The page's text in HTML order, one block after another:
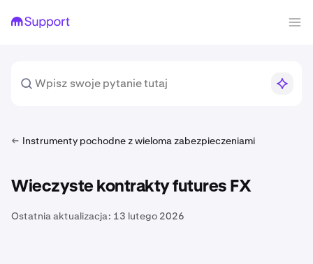
Instrumenty pochodne z wieloma zabezpieczeniami
Wieczyste kontrakty futures FX
Ostatnia aktualizacja: 13 lutego 2026